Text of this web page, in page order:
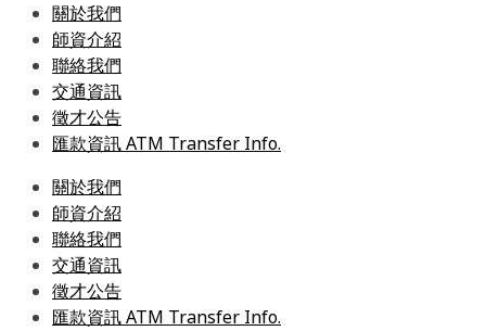
關於我們
師資介紹
聯絡我們
交通資訊
徵才公告
匯款資訊 ATM Transfer Info.
關於我們
師資介紹
聯絡我們
交通資訊
徵才公告
匯款資訊 ATM Transfer Info.